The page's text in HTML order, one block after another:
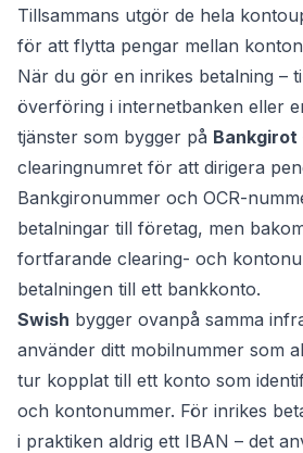
Tillsammans utgör de hela
för att flytta pengar mellan
När du gör en inrikes betalning –
överföring i internetbanken eller
tjänster som bygger på Bankgirot
clearingnumret för att dirigera
Bankgironummer och OCR-
betalningar till företag, men
fortfarande clearing- och
betalningen till ett bankkonto.
Swish bygger ovanpå samma
använder ditt mobilnummer som
tur kopplat till ett konto som
och kontonummer. För inrikes
i praktiken aldrig ett IBAN – det